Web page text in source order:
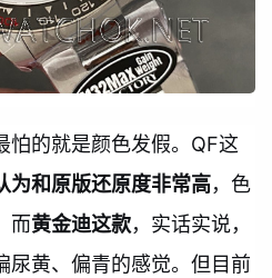
怕的就是颜色发假。QF这
为和原版还原度非常高，色
而黄金迪这款，实话实说，
尿黄、偏青的感觉。但目前